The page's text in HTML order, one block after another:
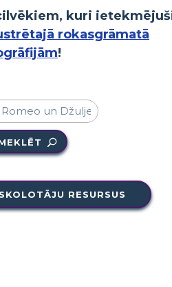
kuri
rokasgrāmatā
!
RESURSUS